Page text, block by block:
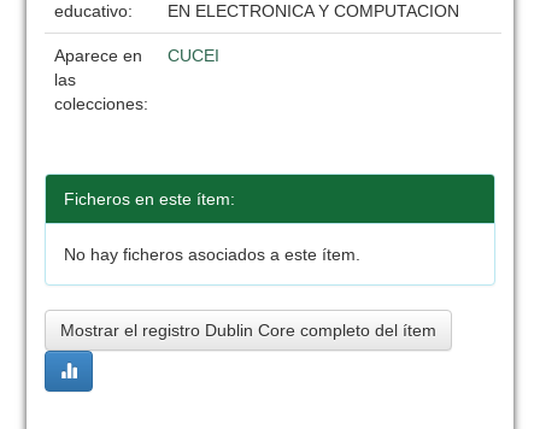
educativo:
EN ELECTRONICA Y COMPUTACION
Aparece en
las
colecciones:
CUCEI
Ficheros en este ítem:
No hay ficheros asociados a este ítem.
Mostrar el registro Dublin Core completo del ítem